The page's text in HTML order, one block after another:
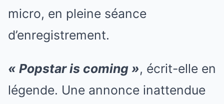
micro, en pleine séance
d’enregistrement.
« Popstar is coming », écrit-elle en
légende. Une annonce inattendue